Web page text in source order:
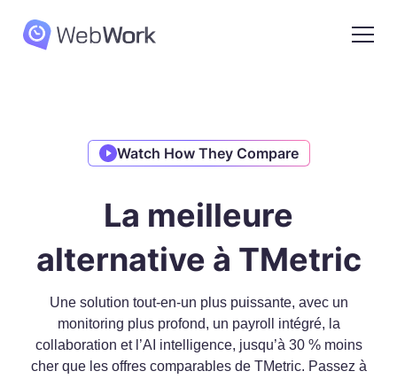
Watch How They Compare
La meilleure
alternative à TMetric
Une solution tout-en-un plus puissante, avec un
monitoring plus profond, un payroll intégré, la
collaboration et l’AI intelligence, jusqu’à 30 % moins
cher que les offres comparables de TMetric. Passez à